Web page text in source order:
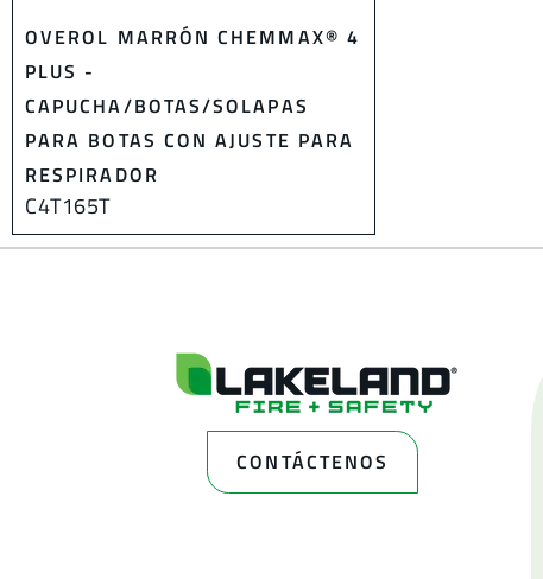
OVEROL MARRÓN CHEMMAX® 4
PLUS -
CAPUCHA/BOTAS/SOLAPAS
PARA BOTAS CON AJUSTE PARA
RESPIRADOR
C4T165T
CONTÁCTENOS